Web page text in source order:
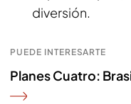
diversión.
PUEDE INTERESARTE
Planes Cuatro: